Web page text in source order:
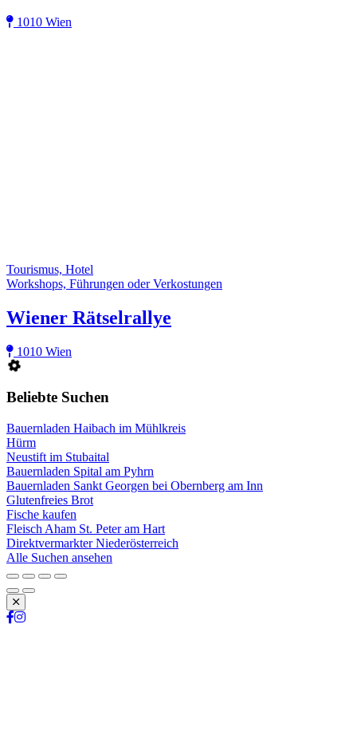
1010 Wien
Tourismus, Hotel
Workshops, Führungen oder Verkostungen
Wiener Rätselrallye
1010 Wien
Beliebte Suchen
Bauernladen Haibach im Mühlkreis
Hürm
Neustift im Stubaital
Bauernladen Spital am Pyhrn
Bauernladen Sankt Georgen bei Obernberg am Inn
Glutenfreies Brot
Fische kaufen
Fleisch Aham St. Peter am Hart
Direktvermarkter Niederösterreich
Alle Suchen ansehen
Schließen